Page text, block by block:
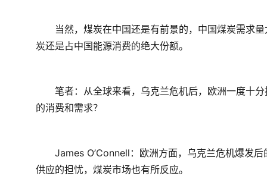
当然，煤炭在中国还是有前景的，中国煤炭需求量
炭还是占中国能源消费的绝大份额。
笔者：从全球来看，乌克兰危机后，欧洲一度十分
的消费和需求？
James O’Connell：欧洲方面，乌克兰危机爆发后
供应的担忧，煤炭市场也有所反应。